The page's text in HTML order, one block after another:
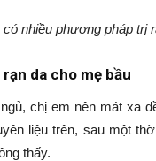
nhiều phương pháp trị
da cho mẹ bầu
chị em nên mát xa
liệu trên, sau một
thấy.